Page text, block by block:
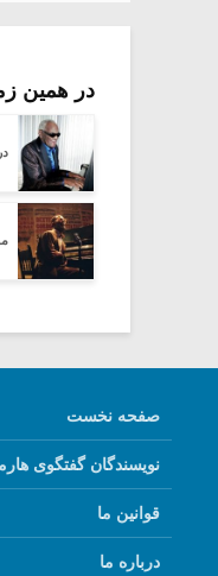
در همین
صفحه نخست
نویسندگان گفتگوی
قوانین ما
درباره ما